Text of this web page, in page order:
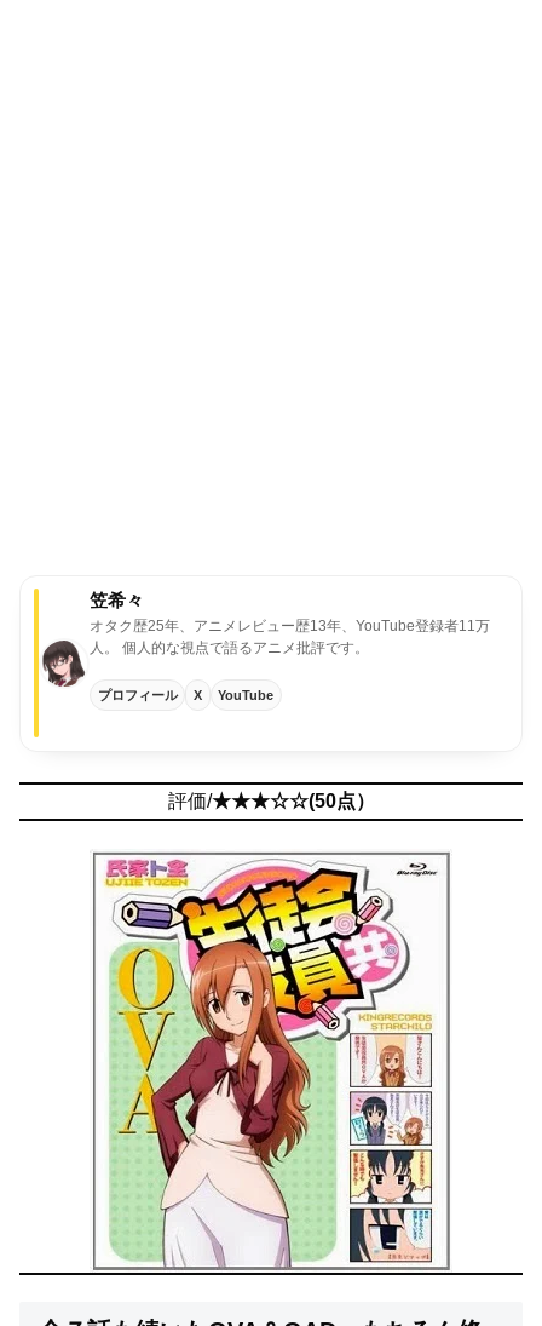
笠希々
オタク歴25年、アニメレビュー歴13年、YouTube登録者11万
人。
個人的な視点で語るアニメ批評です。
プロフィール X YouTube
評価/★★★☆☆(50点）